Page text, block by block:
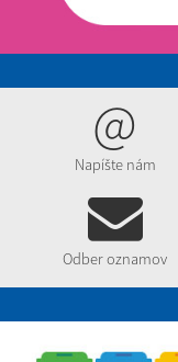
@
Napíšte nám
Odber oznamov